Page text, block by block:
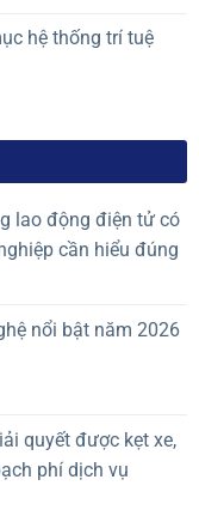
hệ thống trí tuệ
lao động điện tử có
cần hiểu đúng
nổi bật năm 2026
quyết được kẹt xe,
phí dịch vụ